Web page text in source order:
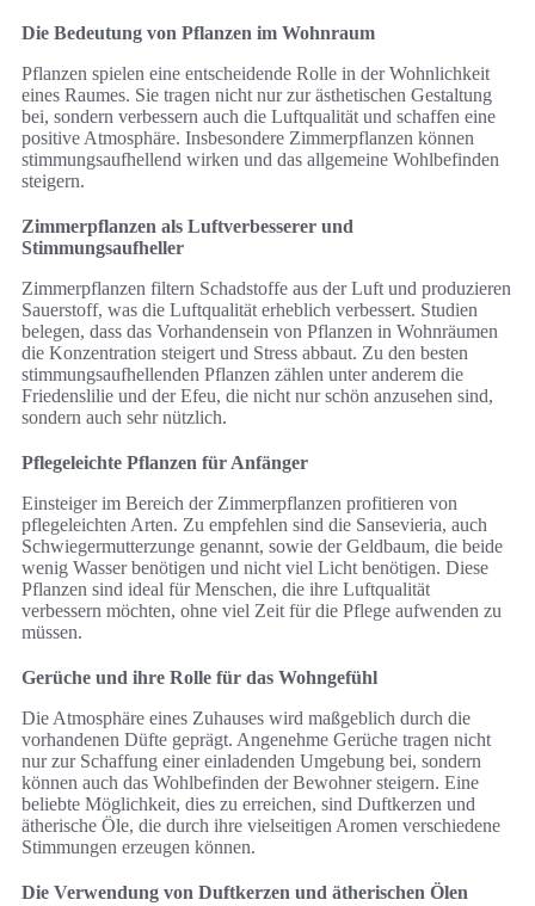
Die Bedeutung von Pflanzen im Wohnraum
Pflanzen spielen eine entscheidende Rolle in der Wohnlichkeit
eines Raumes. Sie tragen nicht nur zur ästhetischen Gestaltung
bei, sondern verbessern auch die Luftqualität und schaffen eine
positive Atmosphäre. Insbesondere Zimmerpflanzen können
stimmungsaufhellend wirken und das allgemeine Wohlbefinden
steigern.
Zimmerpflanzen als Luftverbesserer und
Stimmungsaufheller
Zimmerpflanzen filtern Schadstoffe aus der Luft und produzieren
Sauerstoff, was die Luftqualität erheblich verbessert. Studien
belegen, dass das Vorhandensein von Pflanzen in Wohnräumen
die Konzentration steigert und Stress abbaut. Zu den besten
stimmungsaufhellenden Pflanzen zählen unter anderem die
Friedenslilie und der Efeu, die nicht nur schön anzusehen sind,
sondern auch sehr nützlich.
Pflegeleichte Pflanzen für Anfänger
Einsteiger im Bereich der Zimmerpflanzen profitieren von
pflegeleichten Arten. Zu empfehlen sind die Sansevieria, auch
Schwiegermutterzunge genannt, sowie der Geldbaum, die beide
wenig Wasser benötigen und nicht viel Licht benötigen. Diese
Pflanzen sind ideal für Menschen, die ihre Luftqualität
verbessern möchten, ohne viel Zeit für die Pflege aufwenden zu
müssen.
Gerüche und ihre Rolle für das Wohngefühl
Die Atmosphäre eines Zuhauses wird maßgeblich durch die
vorhandenen Düfte geprägt. Angenehme Gerüche tragen nicht
nur zur Schaffung einer einladenden Umgebung bei, sondern
können auch das Wohlbefinden der Bewohner steigern. Eine
beliebte Möglichkeit, dies zu erreichen, sind Duftkerzen und
ätherische Öle, die durch ihre vielseitigen Aromen verschiedene
Stimmungen erzeugen können.
Die Verwendung von Duftkerzen und ätherischen Ölen